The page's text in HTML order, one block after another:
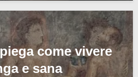
come vivere
e sana